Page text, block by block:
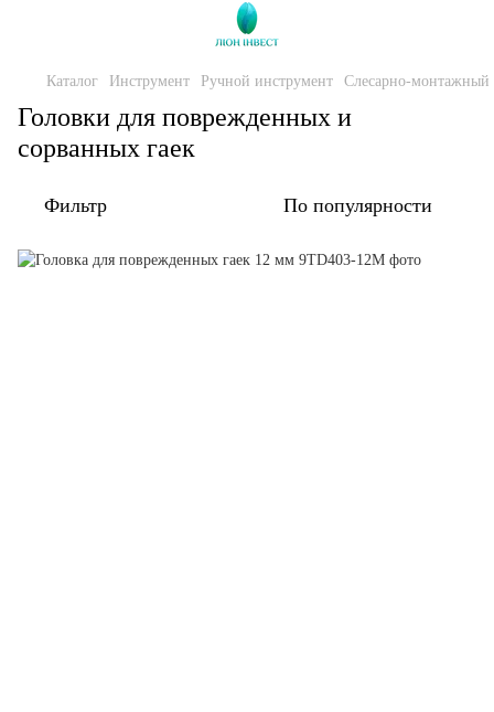
Каталог Инструмент Ручной инструмент Слесарно-монтажный
Головки для поврежденных и
сорванных гаек
Фильтр По популярности